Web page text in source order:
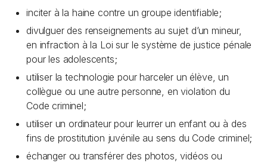
inciter à la haine contre un groupe identifiable;
divulguer des renseignements au sujet d’un mineur,
en infraction à la Loi sur le système de justice pénale
pour les adolescents;
utiliser la technologie pour harceler un élève, un
collègue ou une autre personne, en violation du
Code criminel;
utiliser un ordinateur pour leurrer un enfant ou à des
fins de prostitution juvénile au sens du Code criminel;
échanger ou transférer des photos, vidéos ou